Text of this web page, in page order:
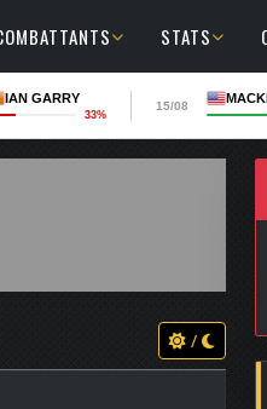
STATS
IAN GARRY
33%
15/08
/